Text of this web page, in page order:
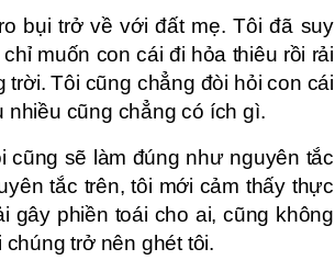
bụi trở về với đất mẹ. Tôi đã suy
muốn con cái đi hỏa thiêu rồi rải
Tôi cũng chẳng đòi hỏi con cái
nhiều cũng chẳng có ích gì.
cũng sẽ làm đúng như nguyên tắc
tắc trên, tôi mới cảm thấy thực
gây phiền toái cho ai, cũng không
trở nên ghét tôi.